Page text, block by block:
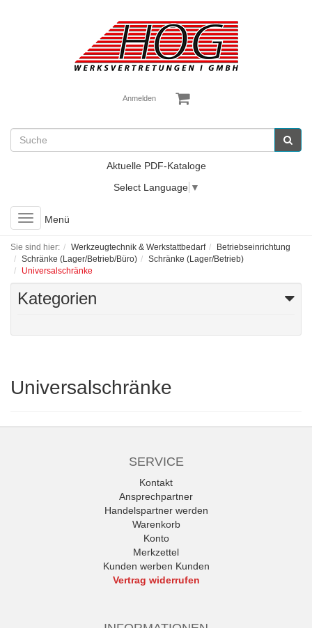
Anmelden
Aktuelle PDF-Kataloge
Select Language ▼
Toggle
navigation
Menü
Sie sind hier: Werkzeugtechnik & Werkstattbedarf
Betriebseinrichtung
Schränke (Lager/Betrieb/Büro)
Schränke (Lager/Betrieb)
Universalschränke
Kategorien
Universalschränke
SERVICE
Kontakt
Ansprechpartner
Handelspartner werden
Warenkorb
Konto
Merkzettel
Kunden werben Kunden
Vertrag widerrufen